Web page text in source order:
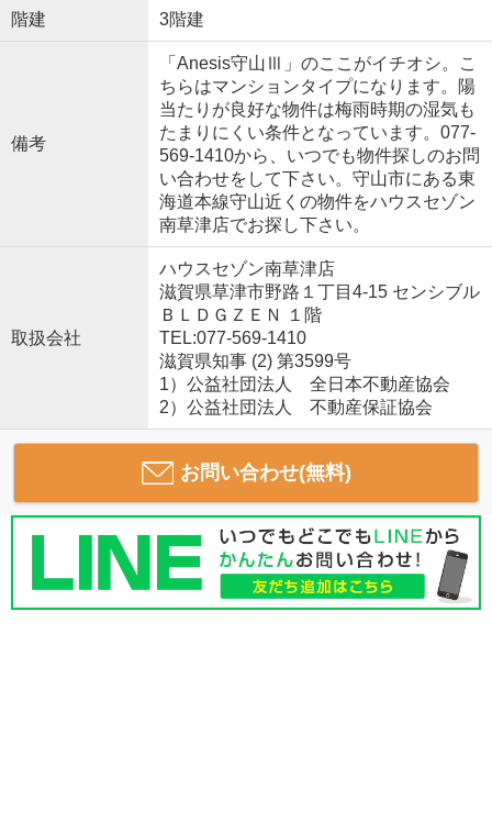
階建 3階建
備考
「Anesis守山Ⅲ」のここがイチオシ。こ
ちらはマンションタイプになります。陽
当たりが良好な物件は梅雨時期の湿気も
たまりにくい条件となっています。077-
569-1410から、いつでも物件探しのお問
い合わせをして下さい。守山市にある東
海道本線守山近くの物件をハウスセゾン
南草津店でお探し下さい。
取扱会社
ハウスセゾン南草津店
滋賀県草津市野路１丁目4-15 センシブル
ＢＬＤＧＺＥＮ １階
TEL:077-569-1410
滋賀県知事 (2) 第3599号
1）公益社団法人 全日本不動産協会
2）公益社団法人 不動産保証協会
お問い合わせ(無料)